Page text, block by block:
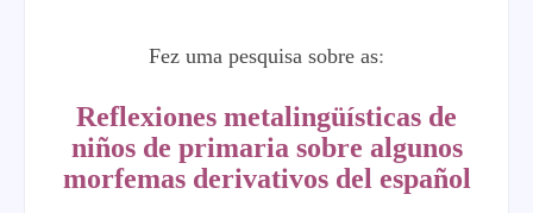
Fez uma pesquisa sobre as:
Reflexiones metalingüísticas de
niños de primaria sobre algunos
morfemas derivativos del español